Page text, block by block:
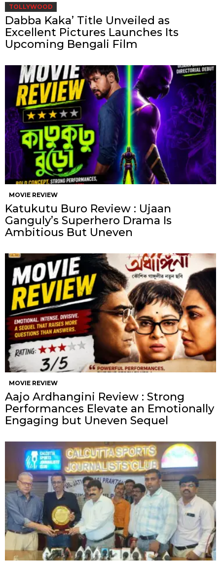
TOLLYWOOD
Dabba Kaka’ Title Unveiled as
Excellent Pictures Launches Its
Upcoming Bengali Film
MOVIE REVIEW
Katukutu Buro Review : Ujaan
Ganguly’s Superhero Drama Is
Ambitious But Uneven
MOVIE REVIEW
Aajo Ardhangini Review : Strong
Performances Elevate an Emotionally
Engaging but Uneven Sequel